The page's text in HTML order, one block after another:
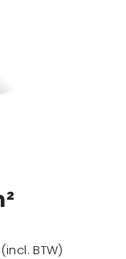
(incl. BTW)